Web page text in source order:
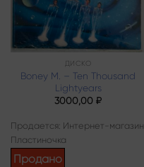
ДИСКО
Boney M. – Ten Thousand
Lightyears
3000,00₽
Продается: Интернет-магазин
Пластиночка
Продано